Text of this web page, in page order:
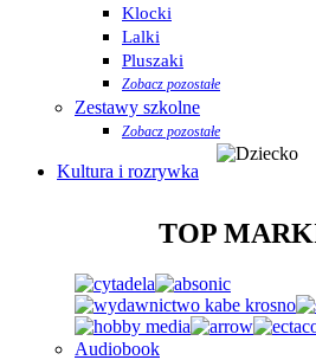
Klocki
Lalki
Pluszaki
Zobacz pozostałe
Zestawy szkolne
Zobacz pozostałe
Kultura i rozrywka
TOP
Audiobook